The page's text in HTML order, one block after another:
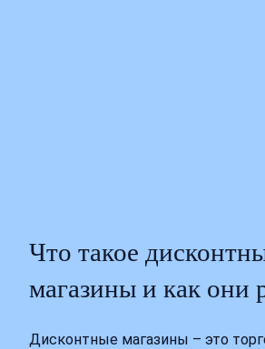
Что такое
магазины и как они
Дисконтные магазины – это